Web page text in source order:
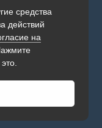
средства
действий
на